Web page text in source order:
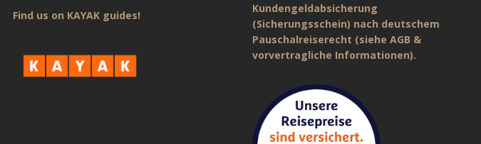
Find us on KAYAK guides!
Kundengeldabsicherung
(Sicherungsschein) nach deutschem
Pauschalreiserecht (siehe AGB &
vorvertragliche Informationen).